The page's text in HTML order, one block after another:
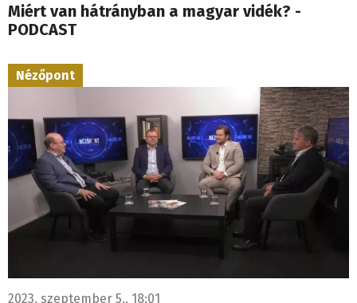
Miért van hátrányban a magyar vidék? -
PODCAST
Nézőpont
2023. szeptember 5., 18:01